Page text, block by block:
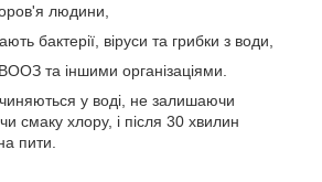
людини,
бактерії, віруси та грибки з води,
та іншими організаціями.
у воді, не залишаючи
смаку хлору, і після 30 хвилин
пити.